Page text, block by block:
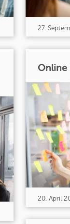
27.
Online
20. April